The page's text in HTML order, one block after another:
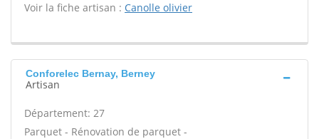
Voir la fiche artisan : Canolle olivier
Conforelec Bernay, Berney
Artisan
Département: 27
Parquet - Rénovation de parquet -